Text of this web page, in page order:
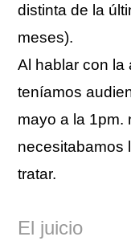
distinta de la
meses).
Al hablar con la
teníamos
mayo a la 1pm.
necesitabamos
tratar.
El juicio